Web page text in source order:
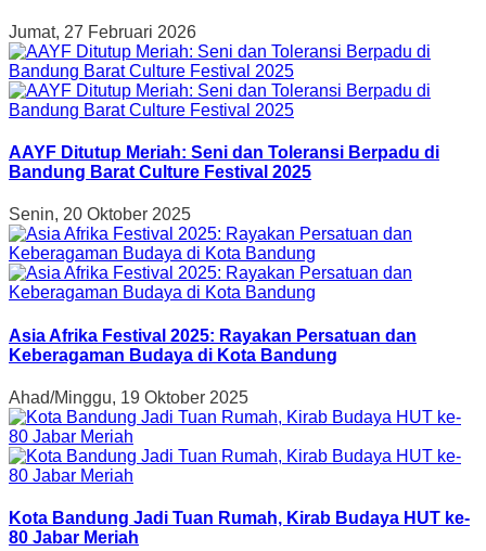
Jumat, 27 Februari 2026
AAYF Ditutup Meriah: Seni dan Toleransi Berpadu di
Bandung Barat Culture Festival 2025
Senin, 20 Oktober 2025
Asia Afrika Festival 2025: Rayakan Persatuan dan
Keberagaman Budaya di Kota Bandung
Ahad/Minggu, 19 Oktober 2025
Kota Bandung Jadi Tuan Rumah, Kirab Budaya HUT ke-
80 Jabar Meriah